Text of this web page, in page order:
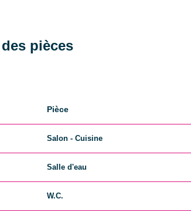
pièces
Pièce
Salon - Cuisine
Salle d'eau
W.C.